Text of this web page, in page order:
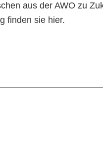
aus der AWO zu
finden sie hier.